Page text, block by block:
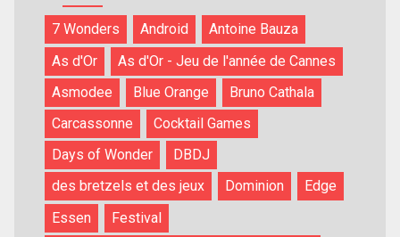
7 Wonders Android
Antoine Bauza
As d'Or
As d'Or - Jeu de l'année de Cannes
Asmodee
Blue Orange
Bruno Cathala
Carcassonne
Cocktail Games
Days of Wonder
DBDJ
des bretzels et des jeux
Dominion
Edge
Essen
Festival